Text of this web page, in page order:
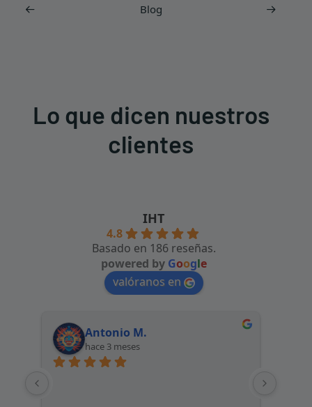
Blog
Lo que dicen nuestros
clientes
IHT
4.8
Basado en 186 reseñas.
powered by Google
valóranos en
Antonio M.
hace 3 meses